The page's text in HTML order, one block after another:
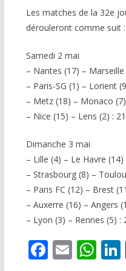
Les matches de la 32e
dérouleront comme suit :
Samedi 2 mai
– Nantes (17) –
– Paris-SG (1) – Lorient
– Metz (18) – Monaco
– Nice (15) – Lens (2) :
Dimanche 3 mai
– Lille (4) – Le Havre
– Strasbourg (8) –
– Paris FC (12) – Brest
– Auxerre (16) – Angers
– Lyon (3) – Rennes (5) :
F E W